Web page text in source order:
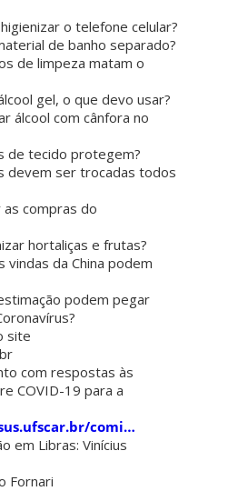
o telefone celular?
de banho separado?
de limpeza matam o
gel, o que devo usar?
álcool com cânfora no
de tecido protegem?
devem ser trocadas todos
as compras do
hortaliças e frutas?
vindas da China podem
podem pegar
site
com respostas às
COVID-19 para a
comi…
em Libras: Vinícius
Fornari